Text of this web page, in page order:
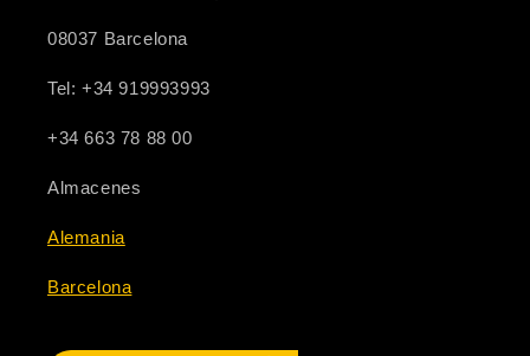
08037 Barcelona
Tel: +34 919993993
+34 663 78 88 00
Almacenes
Alemania
Barcelona